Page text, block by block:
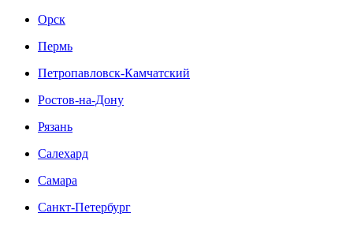
Орск
Пермь
Петропавловск-Камчатский
Ростов-на-Дону
Рязань
Салехард
Самара
Санкт-Петербург